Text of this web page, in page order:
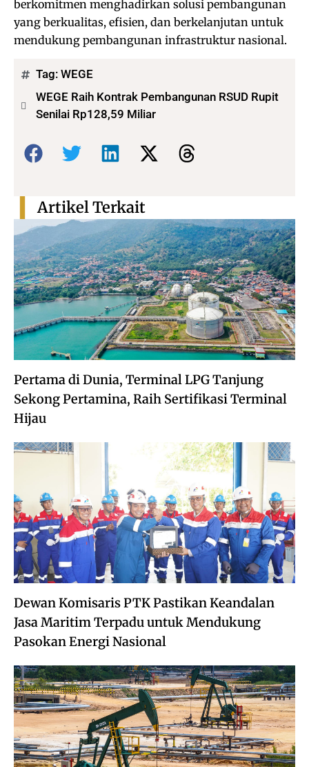
berkomitmen menghadirkan solusi pembangunan
yang berkualitas, efisien, dan berkelanjutan untuk
mendukung pembangunan infrastruktur nasional.
Tag: WEGE
WEGE Raih Kontrak Pembangunan RSUD Rupit
Senilai Rp128,59 Miliar
Bagikan:
Pertama di Dunia, Terminal LPG Tanjung
Sekong Pertamina, Raih Sertifikasi Terminal
Hijau
Dewan Komisaris PTK Pastikan Keandalan
Jasa Maritim Terpadu untuk Mendukung
Pasokan Energi Nasional
Artikel Terkait